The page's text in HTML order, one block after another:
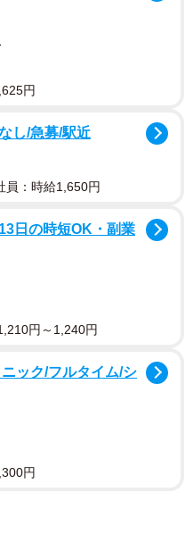
。妻と私が、”タカラトミ
”と言うと、本人も観て欲
に投稿しました」
円
し/急募/駅近
員：時給1,650円
日の時短OK・副業
円～1,240円
ック/フルタイム/シ
円